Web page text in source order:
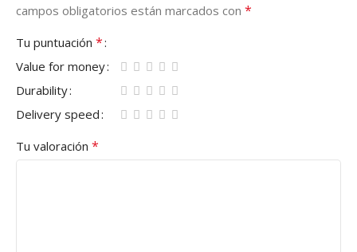
campos obligatorios están marcados con *
Tu puntuación *
Value for money
Durability
Delivery speed
Tu valoración *